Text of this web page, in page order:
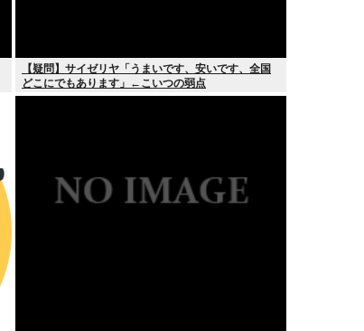
【疑問】サイゼリヤ「うまいです、安いです、全国
どこにでもあります」←こいつの弱点